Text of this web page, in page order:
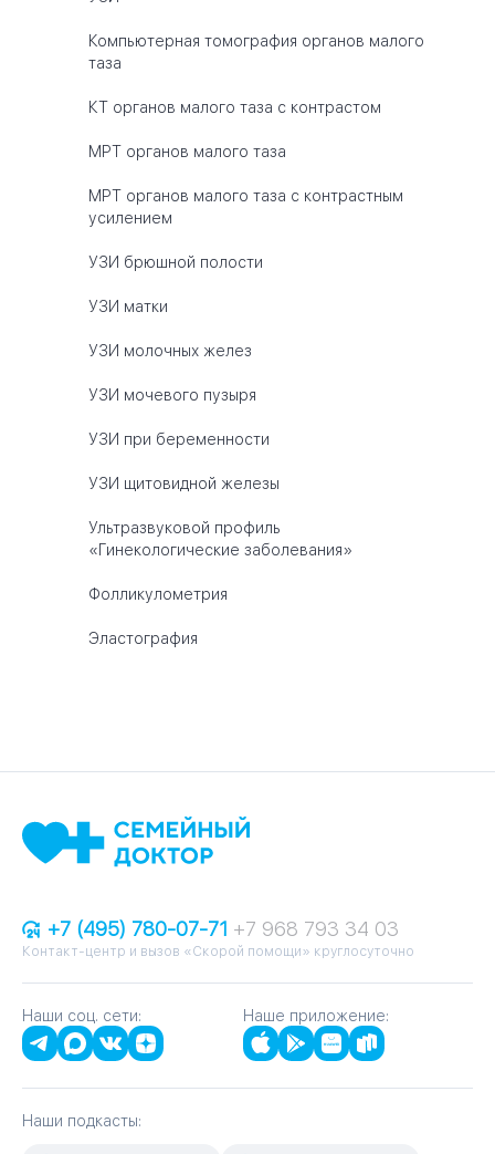
Компьютерная томография органов малого
таза
КТ органов малого таза с контрастом
МРТ органов малого таза
МРТ органов малого таза с контрастным
усилением
УЗИ брюшной полости
УЗИ матки
УЗИ молочных желез
УЗИ мочевого пузыря
УЗИ при беременности
УЗИ щитовидной железы
Ультразвуковой профиль
«Гинекологические заболевания»
Фолликулометрия
Эластография
+7 (495) 780-07-71 +7 968 793 34 03
Контакт-центр и вызов «Скорой помощи» круглосуточно
Наши соц. сети: Наше приложение:
Наши подкасты: